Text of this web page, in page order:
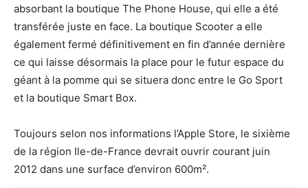
absorbant la boutique The Phone House, qui elle a été
transférée juste en face. La boutique Scooter a elle
également fermé définitivement en fin d’année dernière
ce qui laisse désormais la place pour le futur espace du
géant à la pomme qui se situera donc entre le Go Sport
et la boutique Smart Box.
Toujours selon nos informations l’Apple Store, le sixième
de la région Ile-de-France devrait ouvrir courant juin
2012 dans une surface d’environ 600m².